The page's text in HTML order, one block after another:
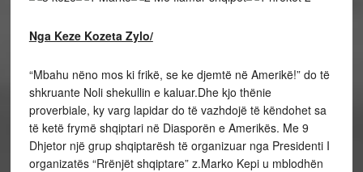
Nga Keze Kozeta Zylo/
“Mbahu nëno mos ki frikë, se ke djemtë në Amerikë!” do të
shkruante Noli shekullin e kaluar.Dhe kjo thënie
proverbiale, ky varg lapidar do të vazhdojë të këndohet sa
të ketë frymë shqiptari në Diasporën e Amerikës. Me 9
Dhjetor një grup shqiptarësh të organizuar nga Presidenti I
organizatës “Rrënjët shqiptare” z.Marko Kepi u mblodhën